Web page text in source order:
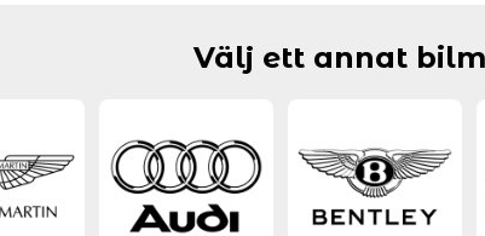
Välj ett annat